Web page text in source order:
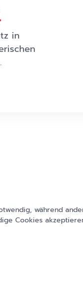
in
während
Cookies